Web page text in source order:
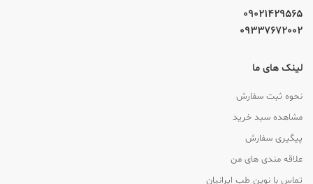
09021429565
09337672002
لینک های ما
نحوه ثبت سفارش
مشاهده سبد خرید
پیگیری سفارش
علاقه مندی های من
تماس با نوین طب ایرانیان